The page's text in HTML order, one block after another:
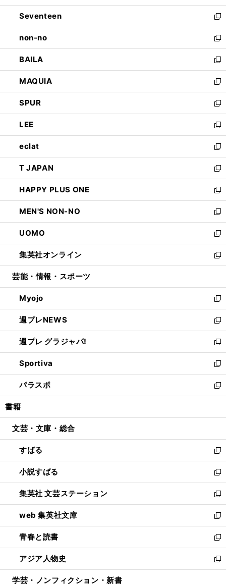
開
く
ウ
で
開
く
ン
ド
ウ
で
開
く
Seventeen
新
し
い
ウ
ィ
ン
ド
ウ
で
開
く
non-no
新
し
い
ウ
ィ
ン
ド
ウ
で
開
く
BAILA
新
し
い
ウ
ィ
ン
ド
ウ
で
開
く
MAQUIA
新
し
い
ウ
ィ
ン
ド
ウ
で
開
く
SPUR
新
し
い
ウ
ィ
ン
ド
ウ
で
開
く
LEE
新
し
い
ウ
ィ
ン
ド
ウ
で
開
く
eclat
新
し
い
ウ
ィ
ン
ド
ウ
で
開
く
T JAPAN
新
し
い
ウ
ィ
ン
ド
ウ
で
開
HAPPY PLUS ONE
新
し
い
ウ
ィ
ン
ド
ウ
開
く
MEN'S NON-NO
新
し
い
ウ
ィ
ン
ウ
で
開
く
UOMO
新
し
い
ウ
ン
ド
ウ
で
開
く
集英社オンライン
新
し
ウ
ィ
ン
ド
ウ
で
開
く
芸能・情報・スポーツ
Myojo
新
し
い
ウ
ィ
ン
ド
ウ
で
開
週プレNEWS
新
し
い
ウ
ィ
ン
ド
ウ
開
週プレ グラジャパ!
新
し
い
ウ
ィ
ン
ウ
開
く
Sportiva
新
し
い
ウ
ン
ウ
で
開
く
パラスポ
新
し
ウ
ン
ド
ウ
で
開
く
書籍
文芸・文庫・総合
すばる
新
し
い
ウ
ィ
ン
ド
ウ
で
開
く
小説すばる
新
し
い
ウ
ィ
ン
ド
ウ
で
開
集英社 文芸ステーション
新
し
い
ウ
ィ
ン
ド
ウ
web 集英社文庫
新
し
い
ウ
ィ
ン
青春と読書
新
し
い
ウ
アジア人物史
新
し
学芸・ノンフィクション・新書